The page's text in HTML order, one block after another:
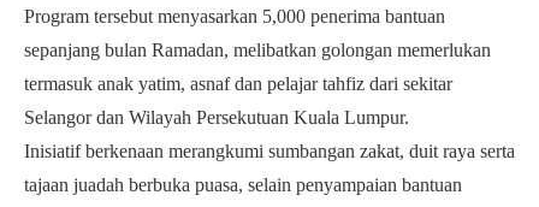
Program tersebut menyasarkan 5,000 penerima bantuan
sepanjang bulan Ramadan, melibatkan golongan memerlukan
termasuk anak yatim, asnaf dan pelajar tahfiz dari sekitar
Selangor dan Wilayah Persekutuan Kuala Lumpur.
Inisiatif berkenaan merangkumi sumbangan zakat, duit raya serta
tajaan juadah berbuka puasa, selain penyampaian bantuan